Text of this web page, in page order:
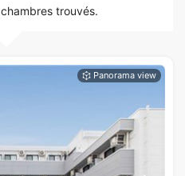
chambres trouvés.